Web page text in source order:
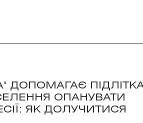
ДОПОМАГАЄ
ОПАНУВАТИ
ЯК ДОЛУЧИТИСЯ